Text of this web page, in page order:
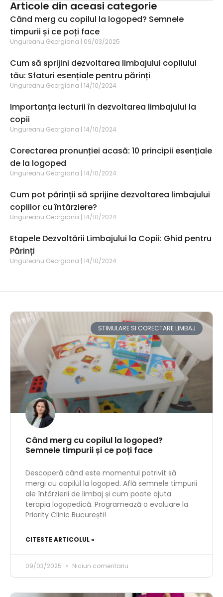
Articole din aceasi categorie
Când merg cu copilul la logoped? Semnele
timpurii și ce poți face
Ungureanu Georgiana 09/03/2025
Cum să sprijini dezvoltarea limbajului copilului
tău: Sfaturi esențiale pentru părinți
Ungureanu Georgiana 14/10/2024
Importanța lecturii în dezvoltarea limbajului la
copii
Ungureanu Georgiana 14/10/2024
Corectarea pronunției acasă: 10 principii esențiale
de la logoped
Ungureanu Georgiana 14/10/2024
Cum pot părinții să sprijine dezvoltarea limbajului
copiilor cu întârziere?
Ungureanu Georgiana 14/10/2024
Etapele Dezvoltării Limbajului la Copii: Ghid pentru
Părinți
Ungureanu Georgiana 14/10/2024
STIMULARE SI CORECTARE LIMBAJ
Când merg cu copilul la logoped?
Semnele timpurii și ce poți face
Descoperă când este momentul potrivit să
mergi cu copilul la logoped. Află semnele timpurii
ale întârzierii de limbaj și cum poate ajuta
terapia logopedică. Programează o evaluare la
Priority Clinic București!
CITESTE ARTICOLUL »
09/03/2025 Niciun comentariu